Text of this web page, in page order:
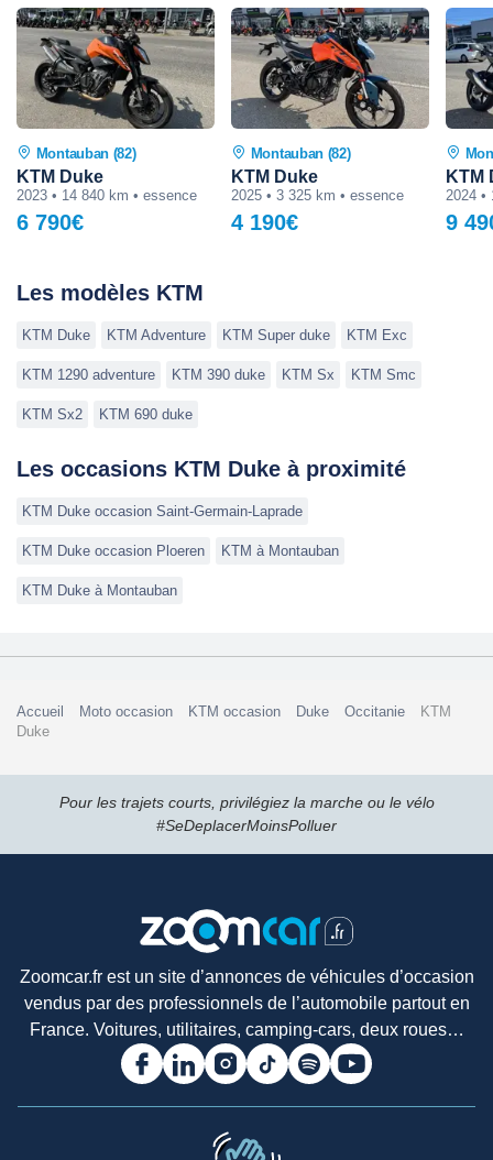
Montauban (82)
KTM Duke
2023 • 14 840 km • essence
6 790€
Montauban (82)
KTM Duke
2025 • 3 325 km • essence
4 190€
KTM
2024 •
9
Les modèles KTM
KTM Duke KTM Adventure KTM Super duke KTM Exc
KTM 1290 adventure KTM 390 duke KTM Sx KTM Smc
KTM Sx2 KTM 690 duke
Les occasions KTM Duke à proximité
KTM Duke occasion Saint-Germain-Laprade
KTM Duke occasion Ploeren KTM à Montauban
KTM Duke à Montauban
Accueil Moto occasion KTM occasion Duke Occitanie
KTM
Duke
Pour les trajets courts, privilégiez la marche ou le vélo
#SeDeplacerMoinsPolluer
Zoomcar.fr est un site d’annonces de véhicules d’occasion
vendus par des professionnels de l’automobile partout en
France. Voitures, utilitaires, camping-cars, deux roues…